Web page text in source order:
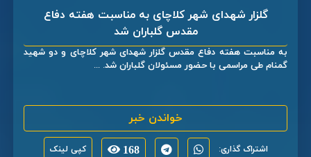
گلزار شهدای شهر کلاچای به مناسبت هفته دفاع
مقدس گلباران شد
به مناسبت هفته دفاع مقدس گلزار شهدای شهر کلاچای و دو شهید
گمنام طی مراسمی با حضور مسئولان گلباران شد. ...
خواندن خبر
اشتراک گذاری: 168 کپی لینک